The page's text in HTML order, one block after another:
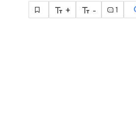
+ - 1